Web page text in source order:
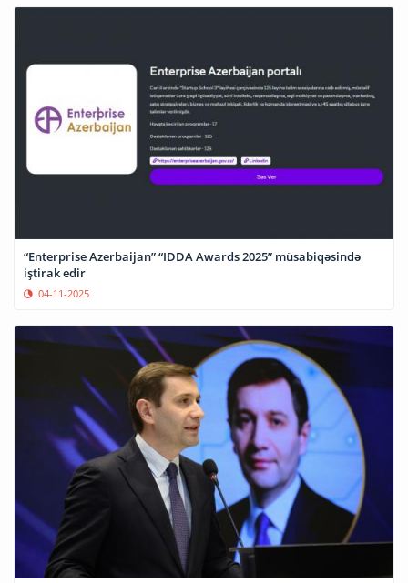
“Enterprise Azerbaijan” “IDDA Awards 2025” müsabiqəsində
iştirak edir
04-11-2025